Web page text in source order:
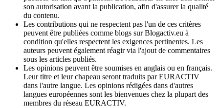
son autorisation avant la publication, afin d'assurer la qualité
du contenu.
Les contributions qui ne respectent pas l'un de ces critères
peuvent être publiées comme blogs sur Blogactiv.eu à
condition qu'elles respectent les exigences pertinentes. Les
auteurs peuvent également réagir via l'ajout de commentaires
sous les articles publiés.
Les opinions peuvent être soumises en anglais ou en français.
Leur titre et leur chapeau seront traduits par EURACTIV
dans l'autre langue. Les opinions rédigées dans d'autres
langues européennes sont les bienvenues chez la plupart des
membres du réseau EURACTIV.